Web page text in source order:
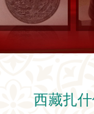
西藏扎